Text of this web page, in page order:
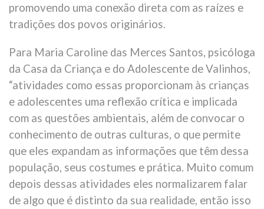
promovendo uma conexão direta com as raízes e
tradições dos povos originários.
Para Maria Caroline das Merces Santos, psicóloga
da Casa da Criança e do Adolescente de Valinhos,
“atividades como essas proporcionam às crianças
e adolescentes uma reflexão crítica e implicada
com as questões ambientais, além de convocar o
conhecimento de outras culturas, o que permite
que eles expandam as informações que têm dessa
população, seus costumes e prática. Muito comum
depois dessas atividades eles normalizarem falar
de algo que é distinto da sua realidade, então isso